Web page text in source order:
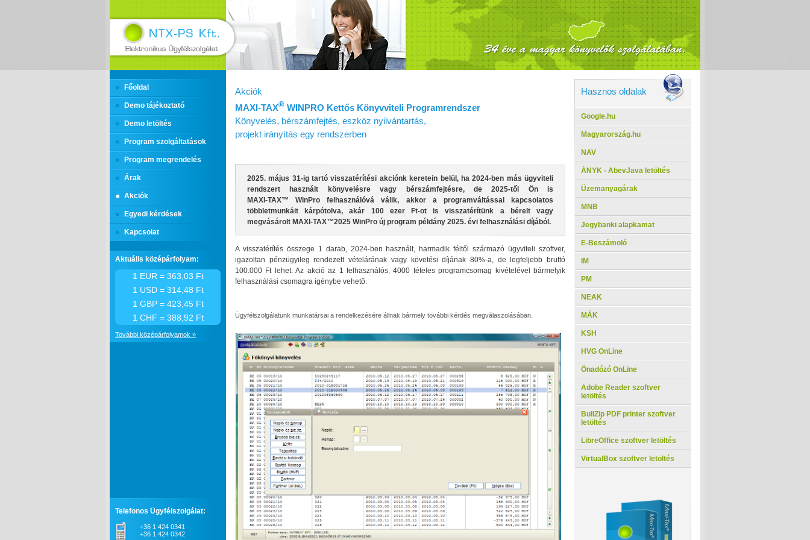
Főoldal
Demo tájékoztató
Demo letöltés
Program szolgáltatások
Program megrendelés
Árak
Akciók
Egyedi kérdések
Kapcsolat
Akciók
MAXI‑TAX® WINPRO Kettős Könyvviteli Programrendszer
Könyvelés, bérszámfejtés, eszköz nyilvántartás,
projekt irányítás egy rendszerben
2025. május 31-ig tartó visszatérítési akciónk keretein belül, ha 2024-ben más ügyviteli
rendszert használt könyvelésre vagy bérszámfejtésre, de 2025-től Ön is
MAXI‑TAX™ WinPro felhasználóvá válik, akkor a programváltással kapcsolatos
többletmunkáit kárpótolva, akár 100 ezer Ft-ot is visszatérítünk a bérelt vagy
megvásárolt MAXI‑TAX™2025 WinPro új program példány 2025. évi felhasználási díjából.
A visszatérítés összege 1 darab, 2024-ben használt, harmadik féltől származó ügyviteli szoftver,
igazoltan pénzügyileg rendezett vételárának vagy követési díjának 80%-a, de legfeljebb bruttó
100.000 Ft lehet. Az akció az 1 felhasználós, 4000 tételes programcsomag kivételével bármelyik
felhasználási csomagra igénybe vehető.
Ügyfélszolgálatunk munkatársai a rendelkezésére állnak bármely további kérdés megválaszolásában.
Hasznos oldalak
Google.hu
Magyarország.hu
NAV
ÁNYK - AbevJava letöltés
Üzemanyagárak
MNB
Jegybanki alapkamat
E-Beszámoló
IM
PM
NEAK
MÁK
KSH
HVG OnLine
Önadózó OnLine
Adobe Reader szoftver
letöltés
BullZip PDF printer szoftver
letöltés
LibreOffice szoftver letöltés
VirtualBox szoftver letöltés
Aktuális középárfolyam:
1 EUR = 363,03 Ft
1 USD = 314,48 Ft
1 GBP = 423,45 Ft
1 CHF = 388,92 Ft
További középárfolyamok »
Telefonos Ügyfélszolgálat:
+36 1 424 0341
+36 1 424 0342